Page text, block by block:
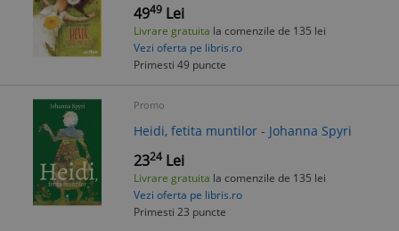
4949 Lei
Livrare gratuita la comenzile de 135 lei
Vezi oferta pe libris.ro
Primesti 49 puncte
Promo
Heidi, fetita muntilor - Johanna Spyri
2324 Lei
Livrare gratuita la comenzile de 135 lei
Vezi oferta pe libris.ro
Primesti 23 puncte